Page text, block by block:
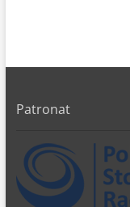
Patronat